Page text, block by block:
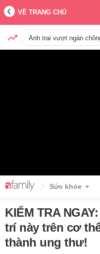
VỀ TRANG CHỦ
Anh trai vượt ngàn
Sức khỏe
KIỂM TRA
trí này trên cơ
thành ung thư!